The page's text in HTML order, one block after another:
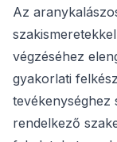
Az
végzéséhez
gyakorlati
tevékenységhez
rendelkező